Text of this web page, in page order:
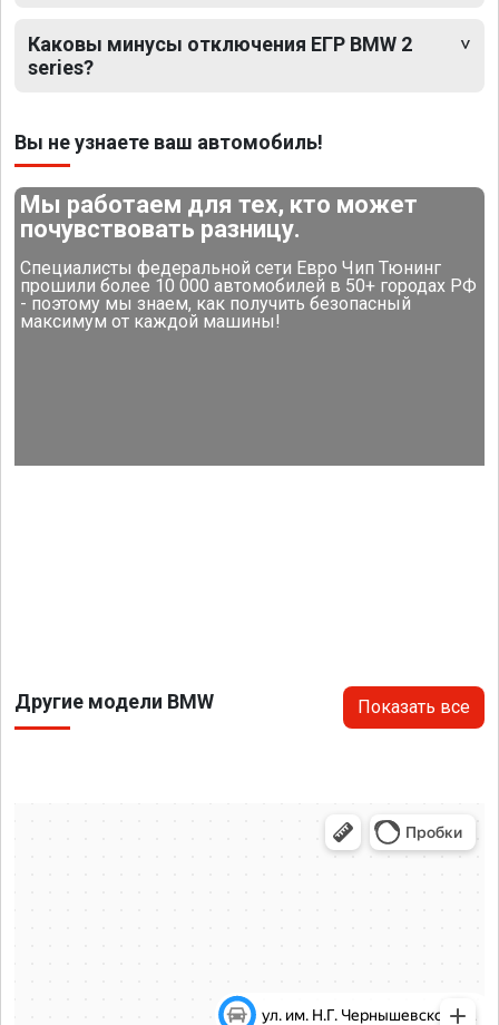
Каковы минусы отключения ЕГР BMW 2
series?
Вы не узнаете ваш автомобиль!
Мы работаем для тех, кто может
почувствовать разницу.
Специалисты федеральной сети Евро Чип Тюнинг
прошили более 10 000 автомобилей в 50+ городах РФ
- поэтому мы знаем, как получить безопасный
максимум от каждой машины!
Другие модели BMW Показать все